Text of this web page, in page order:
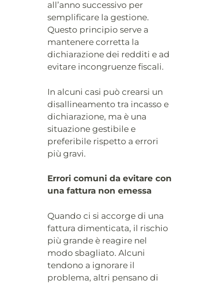
all’anno successivo per
semplificare la gestione.
Questo principio serve a
mantenere corretta la
dichiarazione dei redditi e ad
evitare incongruenze fiscali.
In alcuni casi può crearsi un
disallineamento tra incasso e
dichiarazione, ma è una
situazione gestibile e
preferibile rispetto a errori
più gravi.
Errori comuni da evitare con
una fattura non emessa
Quando ci si accorge di una
fattura dimenticata, il rischio
più grande è reagire nel
modo sbagliato. Alcuni
tendono a ignorare il
problema, altri pensano di